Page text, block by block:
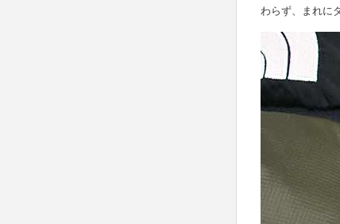
わらず、まれに